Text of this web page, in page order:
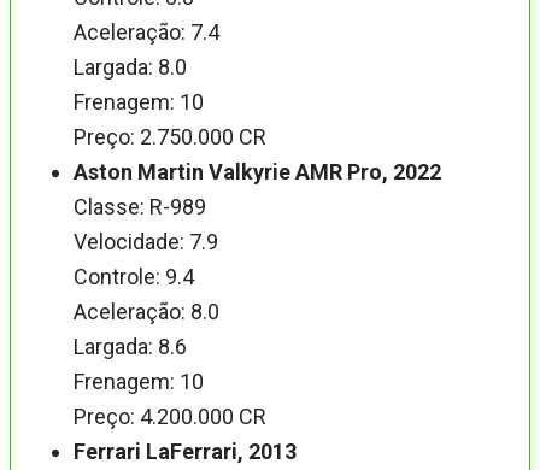
Aceleração: 7.4
Largada: 8.0
Frenagem: 10
Preço: 2.750.000 CR
Aston Martin Valkyrie AMR Pro, 2022
Classe: R-989
Velocidade: 7.9
Controle: 9.4
Aceleração: 8.0
Largada: 8.6
Frenagem: 10
Preço: 4.200.000 CR
Ferrari LaFerrari, 2013